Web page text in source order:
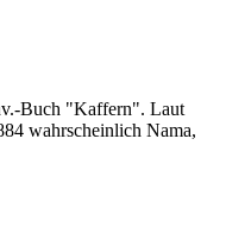
Buch "Kaffern". Laut
wahrscheinlich Nama,